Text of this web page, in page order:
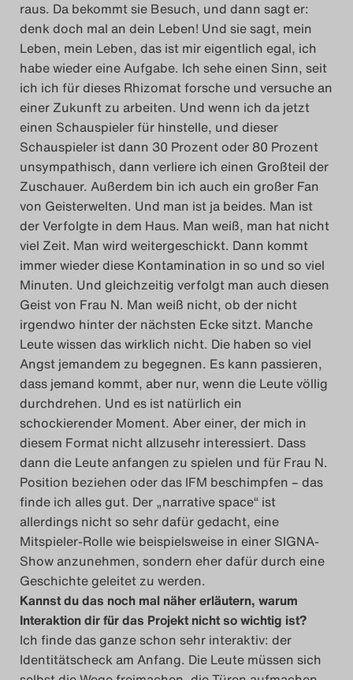
raus. Da bekommt sie Besuch, und dann sagt er:
denk doch mal an dein Leben! Und sie sagt, mein
Leben, mein Leben, das ist mir eigentlich egal, ich
habe wieder eine Aufgabe. Ich sehe einen Sinn, seit
ich ich für dieses Rhizomat forsche und versuche an
einer Zukunft zu arbeiten. Und wenn ich da jetzt
einen Schauspieler für hinstelle, und dieser
Schauspieler ist dann 30 Prozent oder 80 Prozent
unsympathisch, dann verliere ich einen Großteil der
Zuschauer. Außerdem bin ich auch ein großer Fan
von Geisterwelten. Und man ist ja beides. Man ist
der Verfolgte in dem Haus. Man weiß, man hat nicht
viel Zeit. Man wird weitergeschickt. Dann kommt
immer wieder diese Kontamination in so und so viel
Minuten. Und gleichzeitig verfolgt man auch diesen
Geist von Frau N. Man weiß nicht, ob der nicht
irgendwo hinter der nächsten Ecke sitzt. Manche
Leute wissen das wirklich nicht. Die haben so viel
Angst jemandem zu begegnen. Es kann passieren,
dass jemand kommt, aber nur, wenn die Leute völlig
durchdrehen. Und es ist natürlich ein
schockierender Moment. Aber einer, der mich in
diesem Format nicht allzusehr interessiert. Dass
dann die Leute anfangen zu spielen und für Frau N.
Position beziehen oder das IFM beschimpfen – das
finde ich alles gut. Der „narrative space“ ist
allerdings nicht so sehr dafür gedacht, eine
Mitspieler-Rolle wie beispielsweise in einer SIGNA-
Show anzunehmen, sondern eher dafür durch eine
Geschichte geleitet zu werden.
Kannst du das noch mal näher erläutern, warum
Interaktion dir für das Projekt nicht so wichtig ist?
Ich finde das ganze schon sehr interaktiv: der
Identitätscheck am Anfang. Die Leute müssen sich